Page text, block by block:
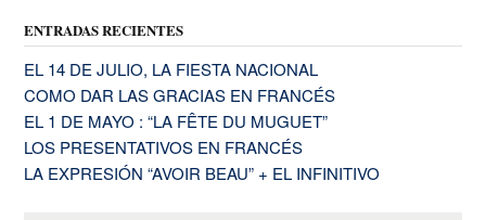
ENTRADAS RECIENTES
EL 14 DE JULIO, LA FIESTA NACIONAL
COMO DAR LAS GRACIAS EN FRANCÉS
EL 1 DE MAYO : “LA FÊTE DU MUGUET”
LOS PRESENTATIVOS EN FRANCÉS
LA EXPRESIÓN “AVOIR BEAU” + EL INFINITIVO